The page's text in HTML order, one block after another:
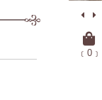
﹝ 0﹞